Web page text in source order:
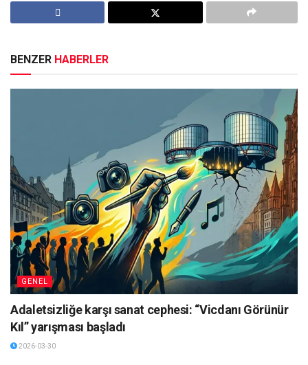
BENZER HABERLER
GENEL
Adaletsizliğe karşı sanat cephesi: “Vicdanı Görünür
Kıl” yarışması başladı
2026-03-30